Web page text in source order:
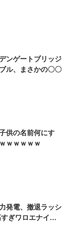
ンゲートブリッジ
ル、まさかの〇〇
供の名前何にす
ｗｗｗｗｗ
発電、撤退ラッシ
すぎワロエナイ…